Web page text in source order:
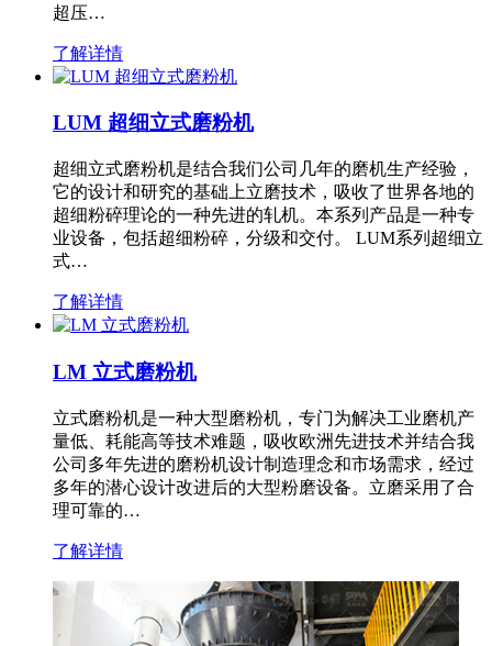
超压…
了解详情
LUM 超细立式磨粉机
超细立式磨粉机是结合我们公司几年的磨机生产经验，
它的设计和研究的基础上立磨技术，吸收了世界各地的
超细粉碎理论的一种先进的轧机。本系列产品是一种专
业设备，包括超细粉碎，分级和交付。 LUM系列超细立
式…
了解详情
LM 立式磨粉机
立式磨粉机是一种大型磨粉机，专门为解决工业磨机产
量低、耗能高等技术难题，吸收欧洲先进技术并结合我
公司多年先进的磨粉机设计制造理念和市场需求，经过
多年的潜心设计改进后的大型粉磨设备。立磨采用了合
理可靠的…
了解详情